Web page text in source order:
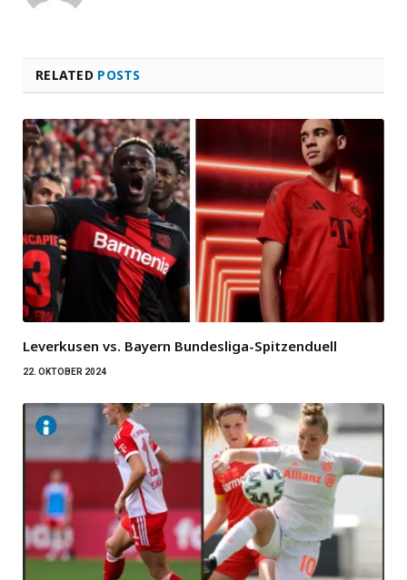
RELATED POSTS
Leverkusen vs. Bayern Bundesliga-Spitzenduell
22. OKTOBER 2024